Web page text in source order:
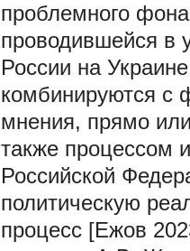
проблемного
проводившейся в
России на
комбинируются с
мнения, прямо
также процессом
Российской
политическую
процесс [Ежов